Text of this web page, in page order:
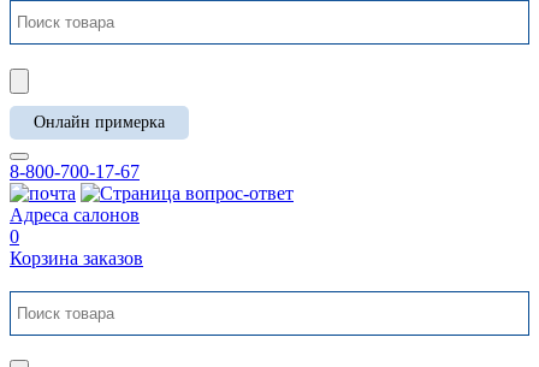
Онлайн примерка
8-800-700-17-67
Адреса салонов
0
Корзина заказов